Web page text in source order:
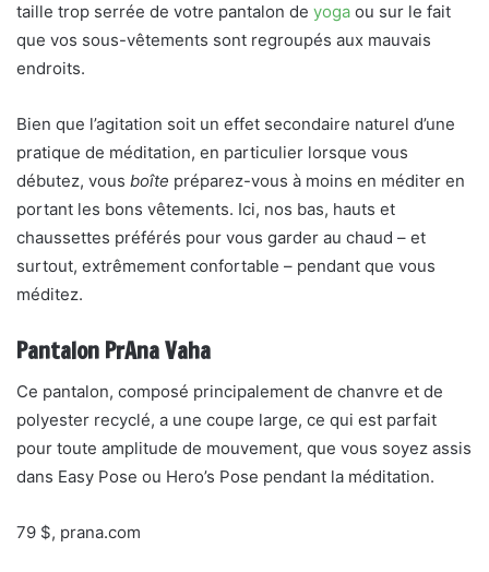
taille trop serrée de votre pantalon de yoga ou sur le fait
que vos sous-vêtements sont regroupés aux mauvais
endroits.
Bien que l’agitation soit un effet secondaire naturel d’une
pratique de méditation, en particulier lorsque vous
débutez, vous boîte préparez-vous à moins en méditer en
portant les bons vêtements. Ici, nos bas, hauts et
chaussettes préférés pour vous garder au chaud – et
surtout, extrêmement confortable – pendant que vous
méditez.
Pantalon PrAna Vaha
Ce pantalon, composé principalement de chanvre et de
polyester recyclé, a une coupe large, ce qui est parfait
pour toute amplitude de mouvement, que vous soyez assis
dans Easy Pose ou Hero’s Pose pendant la méditation.
79 $, prana.com